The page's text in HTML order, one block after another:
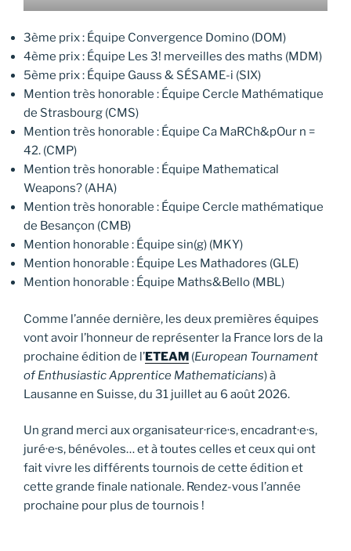
3ème prix : Équipe Convergence Domino (DOM)
4ème prix : Équipe Les 3! merveilles des maths (MDM)
5ème prix : Équipe Gauss & SÉSAME-i (SIX)
Mention très honorable : Équipe Cercle Mathématique
de Strasbourg (CMS)
Mention très honorable : Équipe Ca MaRCh&pOur n =
42. (CMP)
Mention très honorable : Équipe Mathematical
Weapons? (AHA)
Mention très honorable : Équipe Cercle mathématique
de Besançon (CMB)
Mention honorable : Équipe sin(g) (MKY)
Mention honorable : Équipe Les Mathadores (GLE)
Mention honorable : Équipe Maths&Bello (MBL)
Comme l’année dernière, les deux premières équipes
vont avoir l’honneur de représenter la France lors de la
prochaine édition de l’ETEAM (European Tournament
of Enthusiastic Apprentice Mathematicians) à
Lausanne en Suisse, du 31 juillet au 6 août 2026.
Un grand merci aux organisateur·rice·s, encadrant·e·s,
juré·e·s, bénévoles… et à toutes celles et ceux qui ont
fait vivre les différents tournois de cette édition et
cette grande finale nationale. Rendez-vous l’année
prochaine pour plus de tournois !